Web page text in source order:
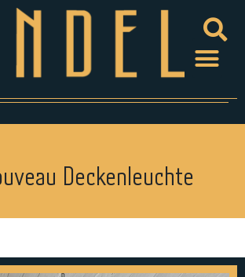
Deckenleuchte